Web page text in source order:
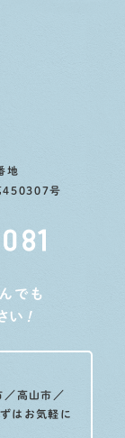
地
450307号
でも
い ！
高山市／
はお気軽に